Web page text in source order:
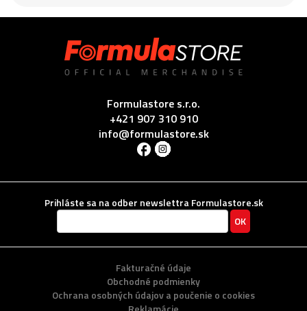
Formulastore s.r.o.
+421 907 310 910
info@formulastore.sk
Prihláste sa na odber newslettra Formulastore.sk
Fakturačné údaje
Obchodné podmienky
Ochrana osobných údajov a poučenie o cookies